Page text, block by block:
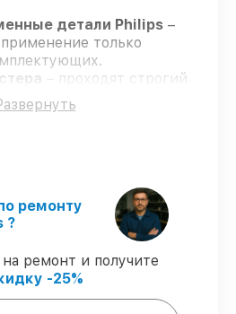
детали Philips –
только
– проходят строгий
уровень их
– все все
защищены гарантийной
3 лет.
ремонту
?
ремонт и получите
-25%